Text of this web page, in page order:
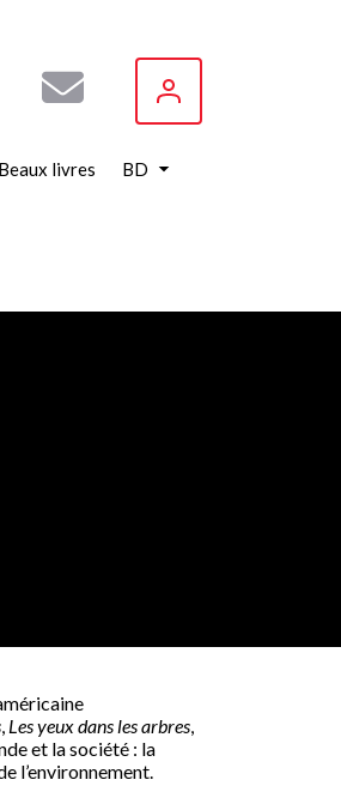
Beaux livres BD
, Les yeux dans les arbres,
et la société : la
l’environnement.